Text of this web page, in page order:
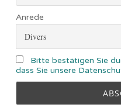
Anrede
Bitte bestätigen Sie
dass Sie unsere